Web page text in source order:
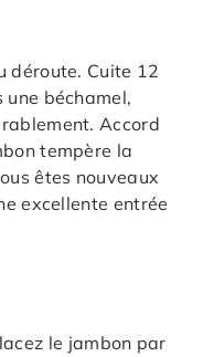
déroute. Cuite 12
une béchamel,
Accord
tempère la
êtes nouveaux
excellente entrée
le jambon par